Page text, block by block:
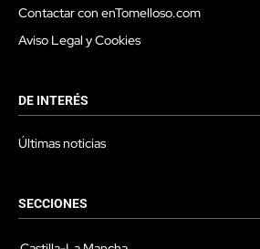
Contactar con enTomelloso.com
Aviso Legal y Cookies
DE INTERÉS
Últimas noticias
SECCIONES